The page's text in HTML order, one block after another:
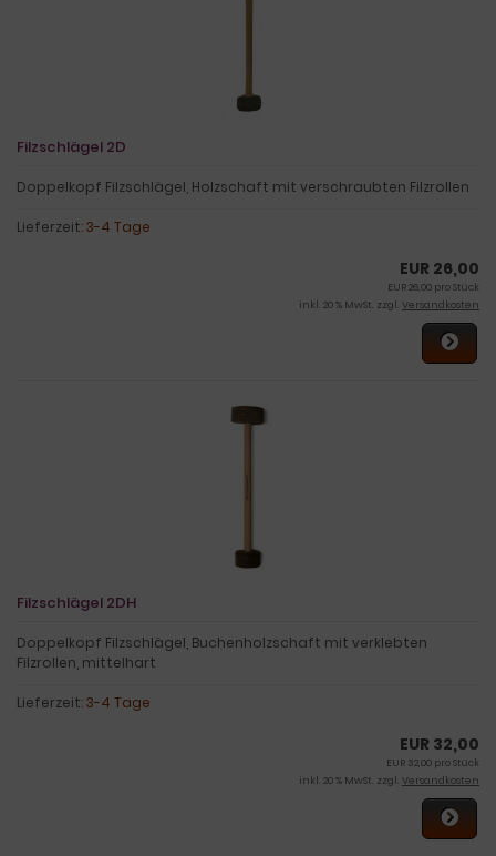
Filzschlägel 2D
Doppelkopf Filzschlägel, Holzschaft mit verschraubten Filzrollen
Lieferzeit:3-4 Tage
EUR 26,00
EUR 26,00 pro Stück
inkl. 20 % MwSt. zzgl. Versandkosten
Filzschlägel 2DH
Doppelkopf Filzschlägel, Buchenholzschaft mit verklebten
Filzrollen, mittelhart
Lieferzeit:3-4 Tage
EUR 32,00
EUR 32,00 pro Stück
inkl. 20 % MwSt. zzgl. Versandkosten